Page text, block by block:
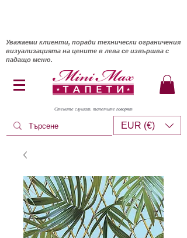
Уважаеми клиенти, поради технически ограничения
визуализацията на цените в лева се извършва с
падащо меню.
Стените слушат, тапетите говорят
EUR (€)